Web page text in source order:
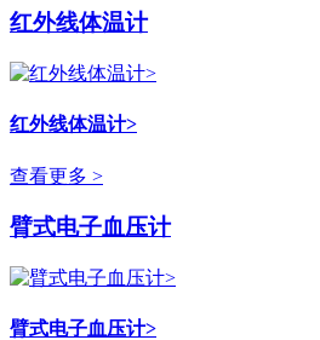
红外线体温计
红外线体温计>
查看更多 >
臂式电子血压计
臂式电子血压计>